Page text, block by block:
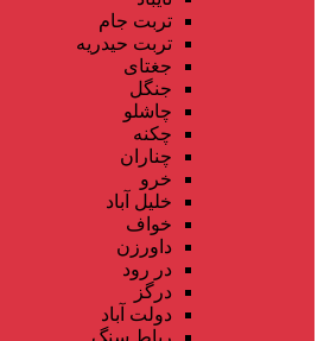
تربت جام
تربت حیدریه
جغتای
جنگل
چاشلو
چکنه
چناران
خرو
خلیل آباد
خواف
داورزن
در رود
درگز
دولت آباد
رباط سنگ